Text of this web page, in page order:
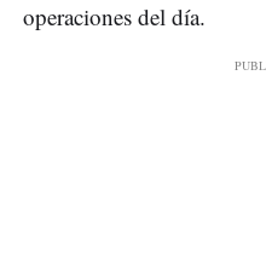
operaciones del día.